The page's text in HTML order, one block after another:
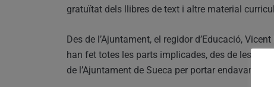
gratuïtat dels llibres de text i altre material
Des de l’Ajuntament, el regidor d’Educació,
han fet totes les parts implicades, des de les
de l’Ajuntament de Sueca per portar endavant